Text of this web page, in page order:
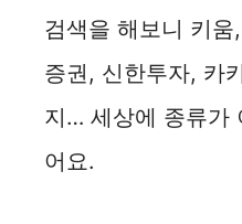
검색을 해보니 키
증권, 신한투자, 카
지… 세상에 종류가
어요.